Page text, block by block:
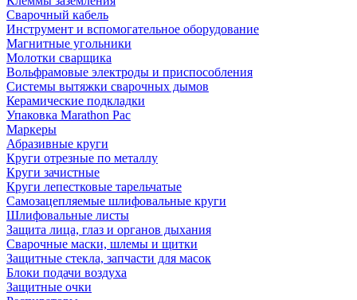
Сварочный кабель
Инструмент и вспомогательное оборудование
Магнитные угольники
Молотки сварщика
Вольфрамовые электроды и приспособления
Системы вытяжки сварочных дымов
Керамические подкладки
Упаковка Marathon Pac
Маркеры
Абразивные круги
Круги отрезные по металлу
Круги зачистные
Круги лепестковые тарельчатые
Самозацепляемые шлифовальные круги
Шлифовальные листы
Защита лица, глаз и органов дыхания
Сварочные маски, шлемы и щитки
Защитные стекла, запчасти для масок
Блоки подачи воздуха
Защитные очки